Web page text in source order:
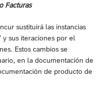
Facturas
sustituirá las instancias
sus iteraciones por el
Estos cambios se
en la documentación de
de producto de